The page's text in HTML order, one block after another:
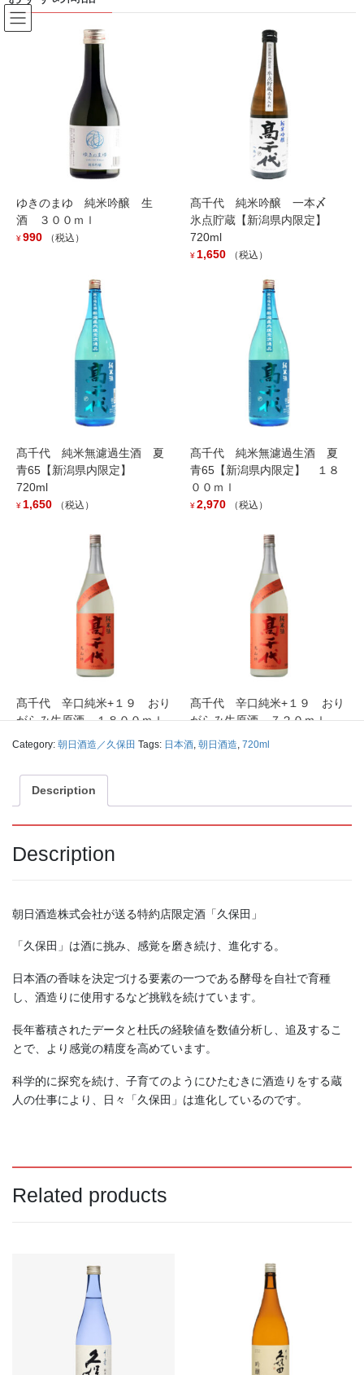
コ
ン
ナ
ビ
Products outofstock 久保田 萬寿 無濾過生原酒 ７２０ｍｌ
久保田 萬寿 無濾過生原酒 ７２０
（税込）
「久保田萬寿」のもろみを搾った後に、一切手を加えない製法な
らではの、ほのかな黄金色見た目と芳醇な香り。
濃厚で深い味わいながら、柔らかくなめならな口当たりが特徴で
Out of stock
Category: 朝日酒造／久保田 Tags: 日本酒, 朝日酒造, 720ml
Description
Description
朝日酒造株式会社が送る特約店限定酒「久保田」
「久保田」は酒に挑み、感覚を磨き続け、進化する。
日本酒の香味を決定づける要素の一つである酵母を自社で育種
し、酒造りに使用するなど挑戦を続けています。
長年蓄積されたデータと杜氏の経験値を数値分析し、追及するこ
とで、より感覚の精度を高めています。
科学的に探究を続け、子育てのようにひたむきに酒造りをする蔵
人の仕事により、日々「久保田」は進化しているのです。
Related products
ゆきのまゆ 純米吟醸 生
酒 ３００ｍｌ
¥990 （税込）
髙千代 純米吟醸 一本〆
氷点貯蔵【新潟県内限定】
720ml
¥1,650 （税込）
髙千代 純米無濾過生酒 夏
青65【新潟県内限定】
720ml
¥1,650 （税込）
髙千代 純米無濾過生酒 夏
青65【新潟県内限定】 １８
００ｍｌ
¥2,970 （税込）
髙千代 辛口純米+１９ おり
がらみ生原酒 １８００ｍｌ
¥ 2,750 （税込）
髙千代 辛口純米+１９ おり
がらみ生原酒 ７２０ｍｌ
¥ 1,375 （税込）
５００ｍｌ
¥ 1,870 （税込）
ｌ
2,636 （税込）
本正 純米吟醸 中取り生
酒 ７２０ｍｌ
1,925 （税込）
ゆきのまゆ 純米吟醸 生
Search